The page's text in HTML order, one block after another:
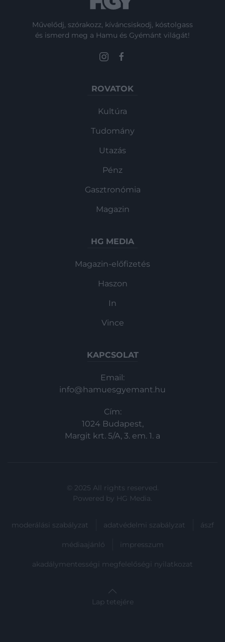
Művelődj, szórakozz, kíváncsiskodj, kóstolgass
és ismerd meg a Hamu és Gyémánt világát!
ROVATOK
Kultúra
Tudomány
Utazás
Pénz
Gasztronómia
Magazin
HG MEDIA
Magazin-előfizetés
Haszon
In
Vince
KAPCSOLAT
Email:
info@hamuesgyemant.hu
Cím:
1024 Budapest,
Margit krt. 5/A, 3. em. 1. a
© 2025 All rights reserved.
Powered by HG Media.
moderálási szabályzat adatvédelmi szabályzat ászf
médiaajánló impresszum
akadálymentességi megfelelőségi nyilatkozat
Lap tetejére